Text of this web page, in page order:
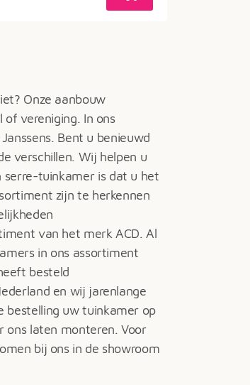
Onze aanbouw
vereniging. In ons
Bent u benieuwd
verschillen. Wij helpen u
serre-tuinkamer is dat u het
zijn te herkennen
van het merk ACD. Al
in ons assortiment
besteld
en wij jarenlange
bestelling uw tuinkamer op
ons laten monteren. Voor
bij ons in de showroom